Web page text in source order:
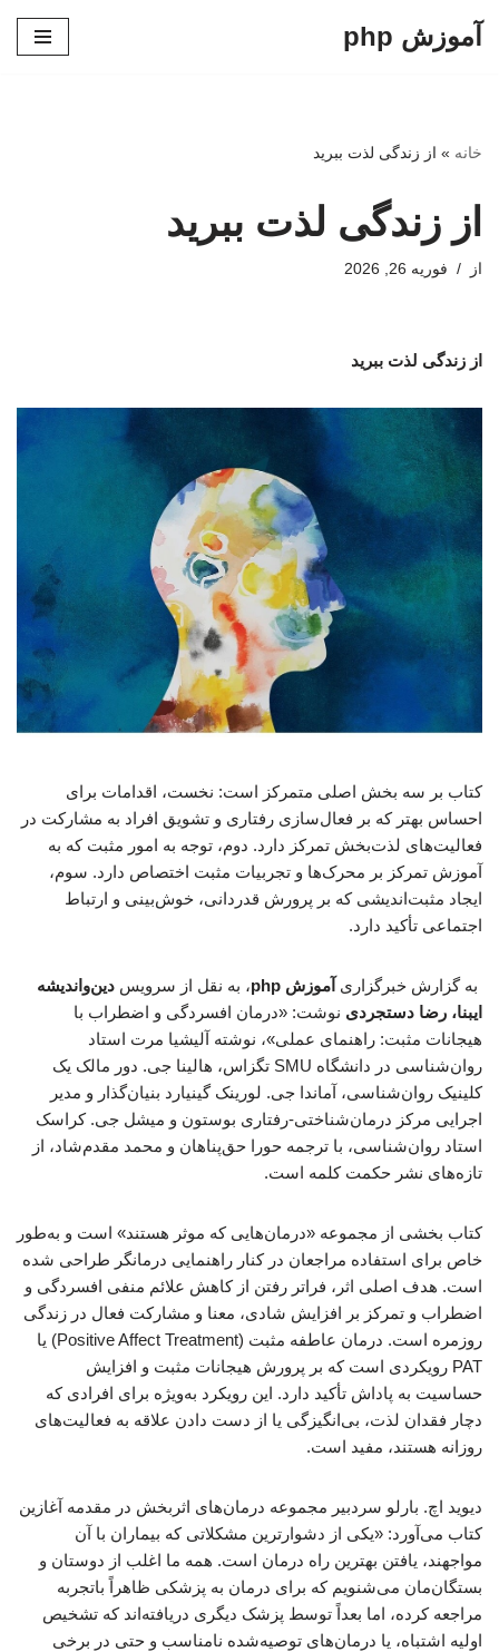
آموزش php
خانه » از زندگی لذت ببرید
از زندگی لذت ببرید
از فوریه 26, 2026
از زندگی لذت ببرید
کتاب بر سه بخش اصلی متمرکز است: نخست، اقدامات برای
احساس بهتر که بر فعال‌سازی رفتاری و تشویق افراد به مشارکت در
فعالیت‌های لذت‌بخش تمرکز دارد. دوم، توجه به امور مثبت که به
آموزش تمرکز بر محرک‌ها و تجربیات مثبت اختصاص دارد. سوم،
ایجاد مثبت‌اندیشی که بر پرورش قدردانی، خوش‌بینی و ارتباط
اجتماعی تأکید دارد.
به گزارش خبرگزاری آموزش php ، به نقل از سرویس دین‌واندیشه
ایبنا، رضا دستجردی نوشت: «درمان افسردگی و اضطراب با
هیجانات مثبت: راهنمای عملی»، نوشته آلیشیا مرت استاد
روان‌شناسی در دانشگاه SMU تگزاس، هالینا جی. دور مالک یک
کلینیک روان‌شناسی، آماندا جی. لورینک گینیارد بنیان‌گذار و مدیر
اجرایی مرکز درمان‌شناختی-رفتاری بوستون و میشل جی. کراسک
استاد روان‌شناسی، با ترجمه حورا حق‌پناهان و محمد مقدم‌شاد، از
تازه‌های نشر حکمت کلمه است.
کتاب بخشی از مجموعه «درمان‌هایی که موثر هستند» است و به‌طور
خاص برای استفاده مراجعان در کنار راهنمایی درمانگر طراحی شده
است. هدف اصلی اثر، فراتر رفتن از کاهش علائم منفی افسردگی و
اضطراب و تمرکز بر افزایش شادی، معنا و مشارکت فعال در زندگی
روزمره است. درمان عاطفه مثبت (Positive Affect Treatment) یا
PAT رویکردی است که بر پرورش هیجانات مثبت و افزایش
حساسیت به پاداش تأکید دارد. این رویکرد به‌ویژه برای افرادی که
دچار فقدان لذت، بی‌انگیزگی یا از دست دادن علاقه به فعالیت‌های
روزانه هستند، مفید است.
دیوید اچ. بارلو سردبیر مجموعه درمان‌های اثربخش در مقدمه آغازین
کتاب می‌آورد: «یکی از دشوارترین مشکلاتی که بیماران با آن
مواجهند، یافتن بهترین راه درمان است. همه ما اغلب از دوستان و
بستگان‌مان می‌شنویم که برای درمان به پزشکی ظاهراً باتجربه
مراجعه کرده، اما بعداً توسط پزشک دیگری دریافته‌اند که تشخیص
اولیه اشتباه، یا درمان‌های توصیه‌شده نامناسب و حتی در برخی